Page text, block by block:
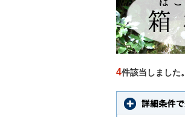
4件該当しました。